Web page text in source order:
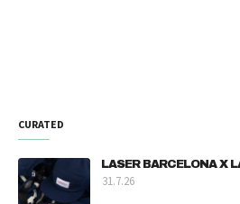
CURATED
LASER BARCELONA X
31.7.26